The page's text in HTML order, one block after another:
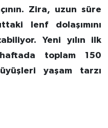
Zira, uzun süre
lenf dolaşımını
Yeni yılın ilk
toplam 150
yaşam tarzı